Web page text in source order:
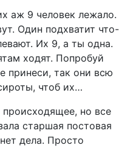
аж 9 человек лежало.
Один подхватит что-
Их 9, а ты одна.
ходят. Попробуй
принеси, так они всю
чтоб их…
происходящее, но все
старшая постовая
дела. Просто